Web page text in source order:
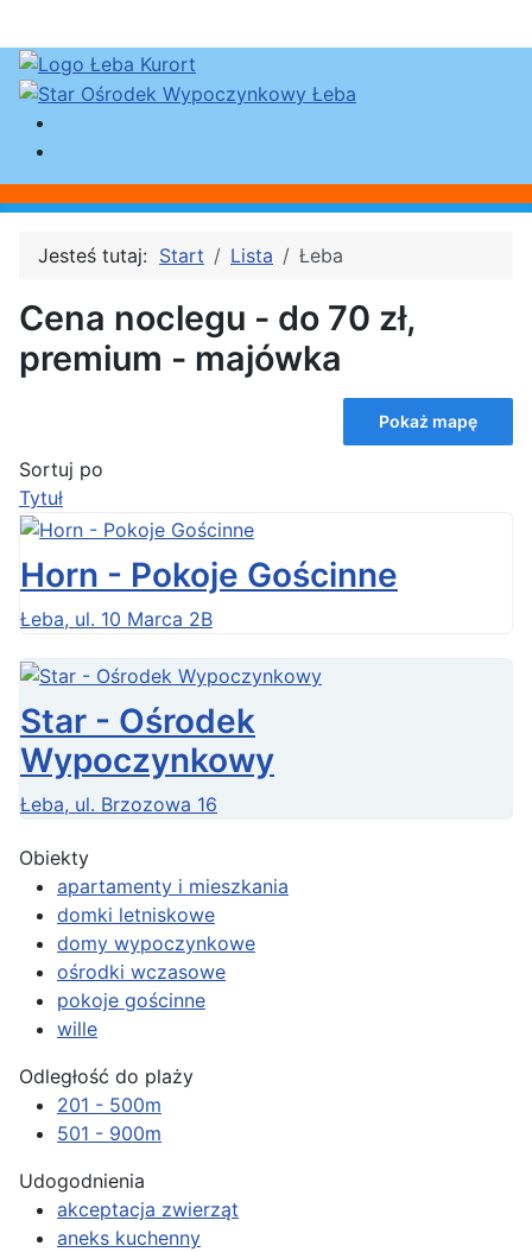
Jesteś tutaj: Start Lista Łeba
Cena noclegu - do 70 zł,
premium - majówka
Pokaż mapę
Sortuj po
Tytuł
Horn - Pokoje Gościnne
Łeba, ul. 10 Marca 2B
Star - Ośrodek
Wypoczynkowy
Łeba, ul. Brzozowa 16
Obiekty
apartamenty i mieszkania
domki letniskowe
domy wypoczynkowe
ośrodki wczasowe
pokoje gościnne
wille
Odległość do plaży
201 - 500m
501 - 900m
Udogodnienia
akceptacja zwierząt
aneks kuchenny